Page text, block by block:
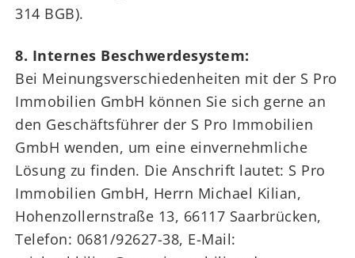
314 BGB).
8. Internes Beschwerdesystem:
Bei Meinungsverschiedenheiten mit der S Pro
Immobilien GmbH können Sie sich gerne an
den Geschäftsführer der S Pro Immobilien
GmbH wenden, um eine einvernehmliche
Lösung zu finden. Die Anschrift lautet: S Pro
Immobilien GmbH, Herrn Michael Kilian,
Hohenzollernstraße 13, 66117 Saarbrücken,
Telefon: 0681/92627-38, E-Mail: